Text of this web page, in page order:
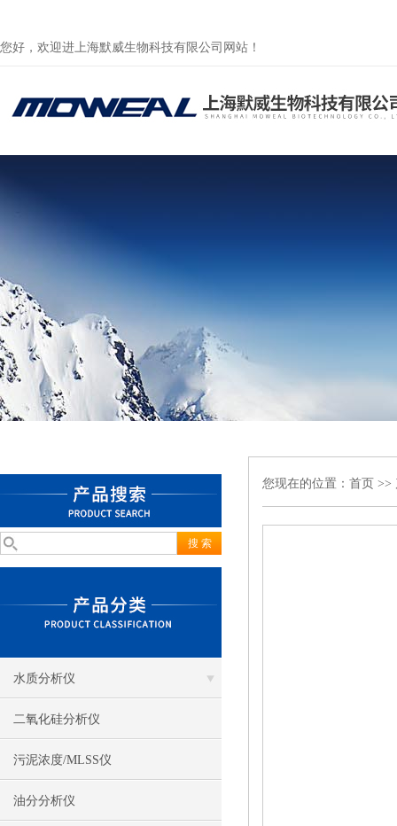
您好，欢迎进上海默威生物科技有限公司网站！
水质分析仪
二氧化硅分析仪
污泥浓度/MLSS仪
油分分析仪
您现在的位置： 首页 >>